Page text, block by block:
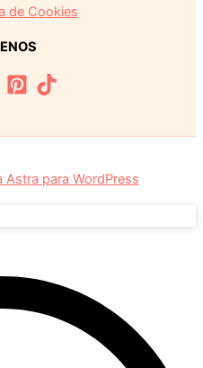
de Cookies
Astra para WordPress